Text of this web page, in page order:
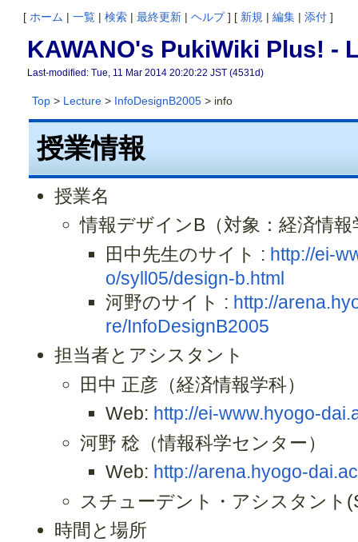
[ ホーム | 一覧 | 検索 | 最終更新 | ヘルプ] [ 新規 | 編集 | 添付 ]
KAWANO's PukiWiki Plus! -
Last-modified: Tue, 11 Mar 2014 20:20:22 JST (4531d)
Top> Lecture> InfoDesignB2005> info
授業情報
授業名
情報デザインB（対象：経済情報
田中先生のサイト : http://ei-
o/syll05/design-b.html
河野のサイト : http://
re/InfoDesignB2005
担当者とアシスタント
田中 正彦（経済情報学科）
Web: http://ei-www.hyogo-
河野 稔（情報科学センター）
Web: http://arena.hyogo-
スチューデント・アシスタント
時間と場所